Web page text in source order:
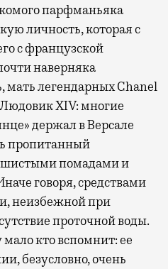
личность, которая с
с французской
наверняка
мать легендарных Chanel
XIV: многие
держал в Версале
пропитанный
помадами и
говоря, средствами
неизбежной при
проточной воды.
кто вспомнит: ее
безусловно, очень